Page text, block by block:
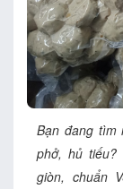
Bạn đang tìm
phở, hủ tiếu?
giòn, chuẩn